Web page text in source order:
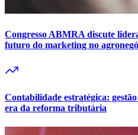
Congresso ABMRA discute
futuro do marketing no
Contabilidade estratégica:
era da reforma tributária